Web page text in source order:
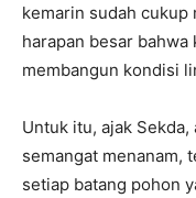
kemarin sudah cukup
harapan besar
membangun kondisi
Untuk itu, ajak
semangat menanam,
setiap batang pohon